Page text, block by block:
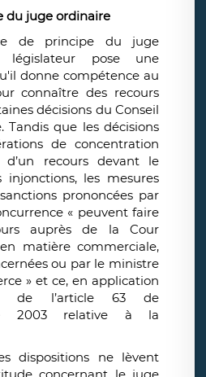
du juge ordinaire
de principe du juge
législateur pose une
donne compétence au
connaître des recours
décisions du Conseil
Tandis que les décisions
de concentration
d’un recours devant le
injonctions, les mesures
prononcées par
« peuvent faire
auprès de la Cour
matière commerciale,
ou par le ministre
» et ce, en application
de l’article 63 de
2003 relative à la
dispositions ne lèvent